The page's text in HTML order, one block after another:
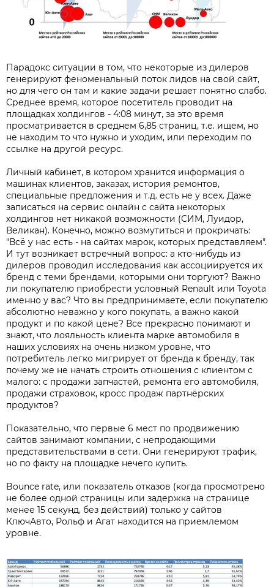
Парадокс ситуации в том, что некоторые из дилеров
генерируют феноменальный поток лидов на свой сайт,
но для чего он там и какие задачи решает понятно слабо.
Среднее время, которое посетитель проводит на
площадках холдингов - 4:08 минут, за это время
просматривается в среднем 6,85 страниц, т.е. ищем, но
не находим то что нужно и уходим, или переходим по
ссылке на другой ресурс.
Личный кабинет, в котором хранится информация о
машинах клиентов, заказах, история ремонтов,
специальные предложения и т.д. есть не у всех. Даже
записаться на сервис онлайн с сайта некоторых
холдингов нет никакой возможности (СИМ, Луидор,
Великан). Конечно, можно возмутиться и прокричать:
"Всё у нас есть - на сайтах марок, которых представляем".
И тут возникает встречный вопрос: а кто-нибудь из
дилеров проводил исследования как ассоциируется их
бренд с теми брендами, которыми они торгуют? Важно
ли покупателю приобрести условный Renault или Toyota
именно у вас? Что вы предпринимаете, если покупателю
абсолютно неважно у кого покупать, а важно какой
продукт и по какой цене? Все прекрасно понимают и
знают, что лояльность клиента марке автомобиля в
наших условиях на очень низком уровне, что
потребитель легко мигрирует от бренда к бренду, так
почему же не начать строить отношения с клиентом с
малого: с продажи запчастей, ремонта его автомобиля,
продажи страховок, кросс продаж партнёрских
продуктов?
Показательно, что первые 6 мест по продвижению
сайтов занимают компании, с непродающими
представительствами в сети. Они генерируют трафик,
но по факту на площадке нечего купить.
Bounce rate, или показатель отказов (когда просмотрено
не более одной страницы или задержка на странице
менее 15 секунд, без действий) только у сайтов
КлючАвто, Рольф и Агат находится на приемлемом
уровне.